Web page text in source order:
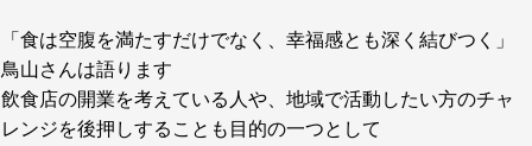
「食は空腹を満たすだけでなく、幸福感とも深く結びつく」
鳥山さんは語ります
飲食店の開業を考えている人や、地域で活動したい方のチャ
レンジを後押しすることも目的の一つとして